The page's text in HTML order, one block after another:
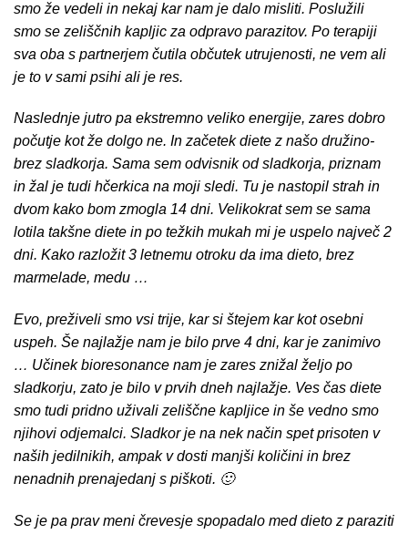
smo že vedeli in nekaj kar nam je dalo misliti. Poslužili
smo se zeliščnih kapljic za odpravo parazitov. Po terapiji
sva oba s partnerjem čutila občutek utrujenosti, ne vem ali
je to v sami psihi ali je res.
Naslednje jutro pa ekstremno veliko energije, zares dobro
počutje kot že dolgo ne. In začetek diete z našo družino-
brez sladkorja. Sama sem odvisnik od sladkorja, priznam
in žal je tudi hčerkica na moji sledi. Tu je nastopil strah in
dvom kako bom zmogla 14 dni. Velikokrat sem se sama
lotila takšne diete in po težkih mukah mi je uspelo največ 2
dni. Kako razložit 3 letnemu otroku da ima dieto, brez
marmelade, medu …
Evo, preživeli smo vsi trije, kar si štejem kar kot osebni
uspeh. Še najlažje nam je bilo prve 4 dni, kar je zanimivo
… Učinek bioresonance nam je zares znižal željo po
sladkorju, zato je bilo v prvih dneh najlažje. Ves čas diete
smo tudi pridno uživali zeliščne kapljice in še vedno smo
njihovi odjemalci. Sladkor je na nek način spet prisoten v
naših jedilnikih, ampak v dosti manjši količini in brez
nenadnih prenajedanj s piškoti. 🙂
Se je pa prav meni črevesje spopadalo med dieto z paraziti